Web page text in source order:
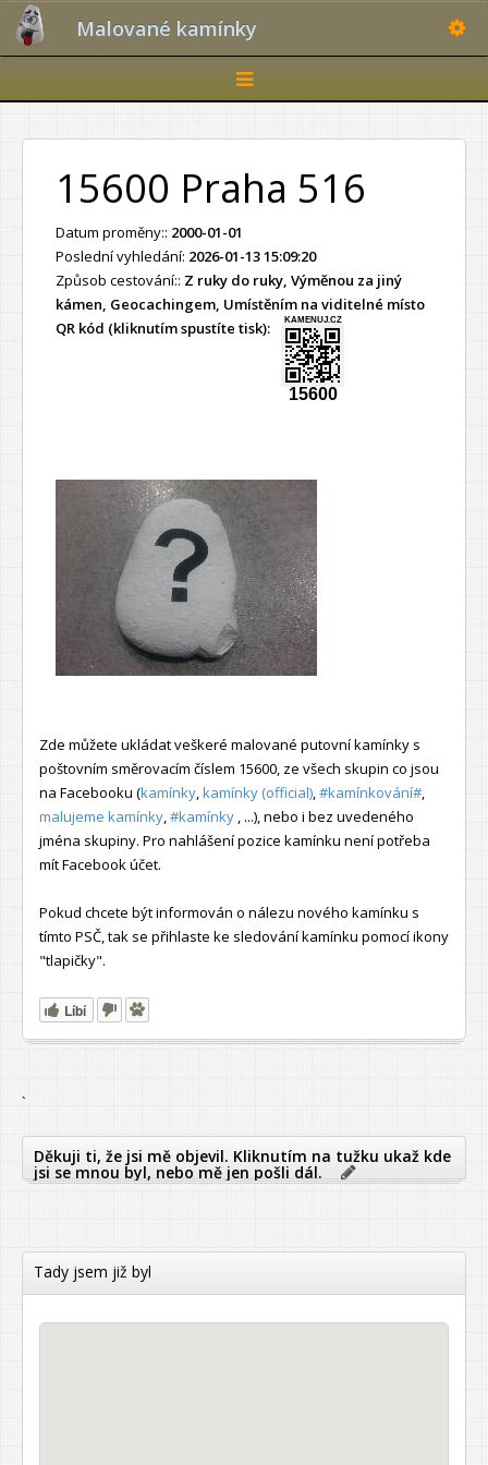
Malované kamínky
Toggle
navigation
15600 Praha 516
Datum proměny:: 2000-01-01
Poslední vyhledání: 2026-01-13 15:09:20
Způsob cestování:: Z ruky do ruky, Výměnou za jiný
kámen, Geocachingem, Umístěním na viditelné místo
QR kód (kliknutím spustíte tisk):
KAMENUJ.CZ
15600
Zde můžete ukládat veškeré malované putovní kamínky s
poštovním směrovacím číslem 15600, ze všech skupin co jsou
na Facebooku (kamínky kamínky (official) #kamínkování#
malujeme kamínky #kamínky , ...), nebo i bez uvedeného
jména skupiny. Pro nahlášení pozice kamínku není potřeba
mít Facebook účet.
Pokud chcete být informován o nálezu nového kamínku s
tímto PSČ, tak se přihlaste ke sledování kamínku pomocí ikony
"tlapičky".
Líbí
`
Děkuji ti, že jsi mě objevil. Kliknutím na tužku ukaž kde
jsi se mnou byl, nebo mě jen pošli dál.
Tady jsem již byl